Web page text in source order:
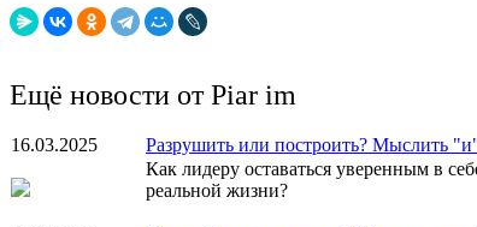
Ещё новости от Piar im
16.03.2025
Разрушить или построить? Мыслить
Как лидеру оставаться уверенным в
реальной жизни?